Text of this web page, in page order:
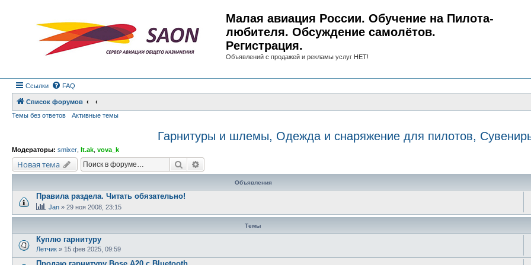
Малая авиация России. Обучение на Пилота-
любителя. Обсуждение самолётов.
Регистрация.
Объявлений с продажей и рекламы услуг НЕТ!
Ссылки FAQ
Список форумов
Темы без ответов
Активные темы
Гарнитуры и шлемы, Одежда и снаряжение для пилотов,
Модераторы: smixer lt.ak vova_k
Новая тема Поиск
Объявления
Правила раздела. Читать обязательно!
Jan » 29 ноя 2008, 23:15
Темы
Куплю гарнитуру
Летчик » 15 фев 2025, 09:59
Продаю гарнитуру Bose A20 с Bluetooth